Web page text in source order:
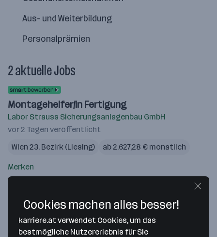
Aus- und Weiterbildung
Personalprämien
2 aktuelle Jobs
Montagehelfer/in Fertigung
Labor Strauss Sicherungsanlagenbau GmbH
vor 2 Tagen veröffentlicht
Wien 23. Bezirk (Liesing)
ab 2.627,28 € monatlich
Merken
Servicetechniker (m/w/d) Wien, NÖ, nördl. Bgld
Labor Strauss Sicherungsanlagenbau GmbH
vor 5 Tagen veröffentlicht
Cookies machen alles besser!
karriere.at verwendet Cookies, um das
bestmögliche Nutzererlebnis für Sie